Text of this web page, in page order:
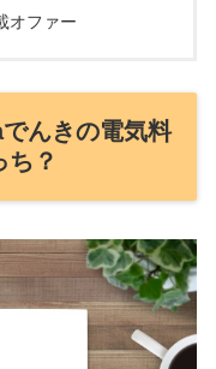
オファー
んきの電気料
ち？